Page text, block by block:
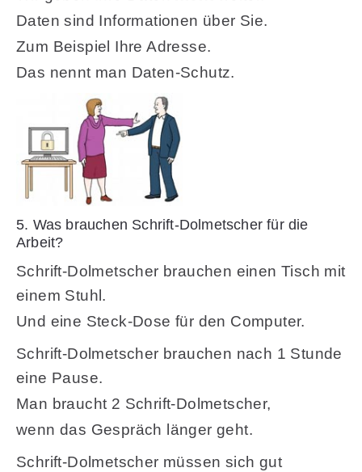
Daten sind Informationen über Sie.
Zum Beispiel Ihre Adresse.
Das nennt man Daten-Schutz.
5. Was brauchen Schrift-Dolmetscher für die
Arbeit?
Schrift-Dolmetscher brauchen einen Tisch mit
einem Stuhl.
Und eine Steck-Dose für den Computer.
Schrift-Dolmetscher brauchen nach 1 Stunde
eine Pause.
Man braucht 2 Schrift-Dolmetscher,
wenn das Gespräch länger geht.
Schrift-Dolmetscher müssen sich gut